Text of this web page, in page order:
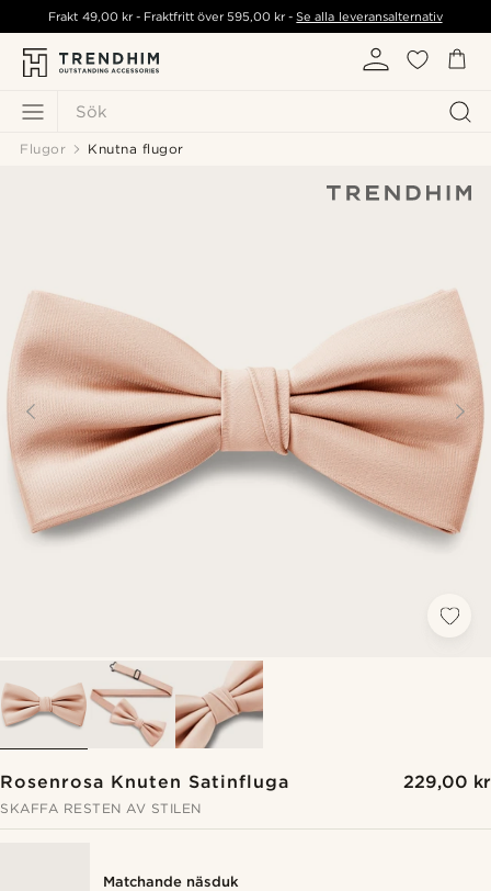
Sök
Frakt 49,00 kr- Fraktfritt över595,00 kr -Se alla leveransalternativ
Flugor Knutna flugor
Rosenrosa Knuten Satinfluga 229,00 kr
SKAFFA RESTEN AV STILEN
Matchande näsduk